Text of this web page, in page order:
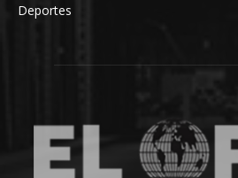
Deportes